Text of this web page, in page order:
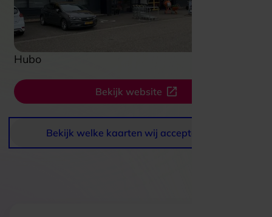
Hubo
Bekijk website
Bekijk welke kaarten wij accepteren